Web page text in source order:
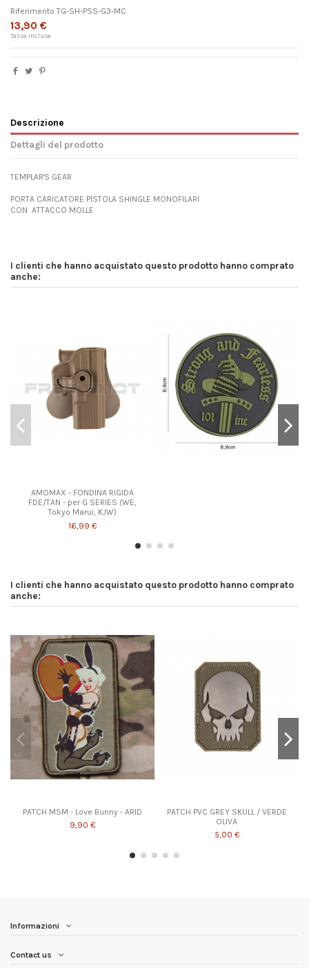
Riferimento TG-SH-PSS-G3-MC
13,90 €
Tasse incluse
Descrizione
Dettagli del prodotto
TEMPLAR'S GEAR
PORTA CARICATORE PISTOLA SHINGLE MONOFILARI
CON ATTACCO MOLLE
I clienti che hanno acquistato questo prodotto hanno comprato
anche:
AMOMAX - FONDINA RIGIDA
FDE/TAN - per G SERIES (WE,
Tokyo Marui, KJW)
16,99 €
I clienti che hanno acquistato questo prodotto hanno comprato
anche:
PATCH MSM - Love Bunny - ARID
9,90 €
PATCH PVC GREY SKULL / VERDE
OLIVA
5,00 €
Informazioni
Contact us